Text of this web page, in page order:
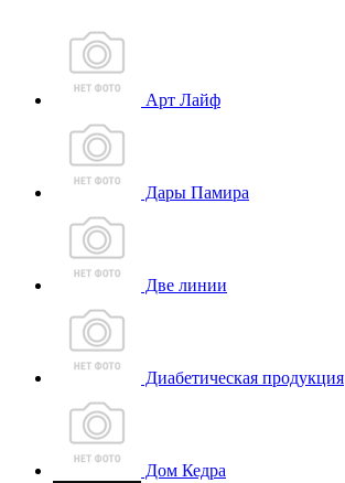
Арт Лайф
Дары Памира
Две линии
Диабетическая продукция
Дом Кедра